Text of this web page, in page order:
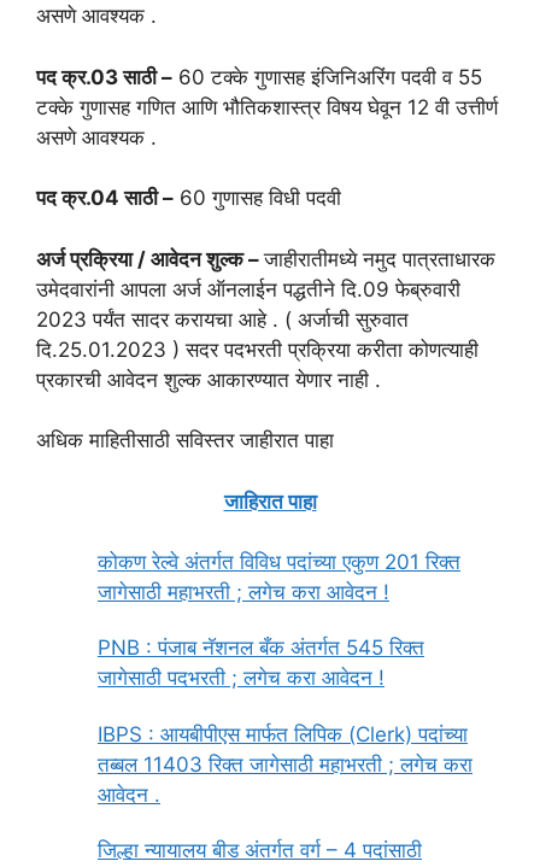
असणे आवश्यक .
पद क्र.03 साठी – 60 टक्के गुणासह इंजिनिअरिंग पदवी व 55
टक्के गुणासह गणित आणि भौतिकशास्त्र विषय घेवून 12 वी उत्तीर्ण
असणे आवश्यक .
पद क्र.04 साठी – 60 गुणासह विधी पदवी
अर्ज प्रक्रिया / आवेदन शुल्क –जाहीरातीमध्ये नमुद पात्रताधारक
उमेदवारांनी आपला अर्ज ऑनलाईन पद्धतीने दि.09 फेब्रुवारी
2023 पर्यंत सादर करायचा आहे . ( अर्जाची सुरुवात
दि.25.01.2023 ) सदर पदभरती प्रक्रिया करीता कोणत्याही
प्रकारची आवेदन शुल्क आकारण्यात येणार नाही .
अधिक माहितीसाठी सविस्तर जाहीरात पाहा
जाहिरात पाहा
कोकण रेल्वे अंतर्गत विविध पदांच्या एकुण 201 रिक्त
जागेसाठी महाभरती ; लगेच करा आवेदन !
PNB : पंजाब नॅशनल बँक अंतर्गत 545 रिक्त
जागेसाठी पदभरती ; लगेच करा आवेदन !
IBPS : आयबीपीएस मार्फत लिपिक (Clerk) पदांच्या
तब्बल 11403 रिक्त जागेसाठी महाभरती ; लगेच करा
आवेदन .
जिल्हा न्यायालय बीड अंतर्गत वर्ग – 4 पदांसाठी